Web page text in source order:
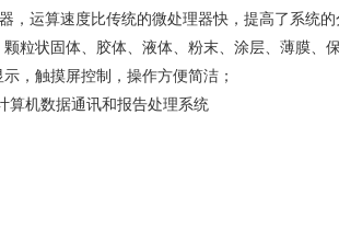
，运算速度比传统的微处理器快，提高了系统
粒状固体、胶体、液体、粉末、涂层、薄膜、
，触摸屏控制，操作方便简洁；
算机数据通讯和报告处理系统